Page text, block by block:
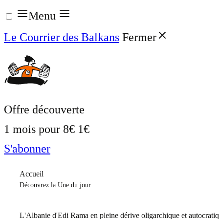
Aller
au
contenu
Menu
Le Courrier des Balkans Fermer
Offre découverte
1 mois pour 8€ 1€
S'abonner
Accueil
Découvrez la Une du jour
L'Albanie d'Edi Rama en pleine dérive oligarchique et